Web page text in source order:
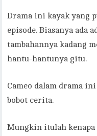
Drama ini kayak yang
episode. Biasanya ada
tambahannya kadang
hantu-hantunya gitu.
Cameo dalam drama
bobot cerita.
Mungkin itulah kenapa